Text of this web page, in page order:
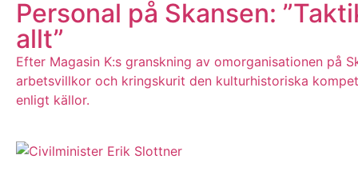
Personal på Skansen:
allt”
Efter Magasin K:s granskning av omorganisationen på
arbetsvillkor och kringskurit den kulturhistoriska
enligt källor.